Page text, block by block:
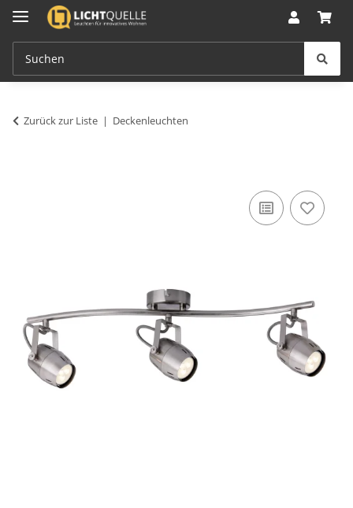
Zurück zur Liste Deckenleuchten